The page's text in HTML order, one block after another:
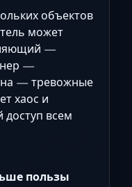
объектов
может
—
—
— тревожные
хаос и
доступ всем
пользы